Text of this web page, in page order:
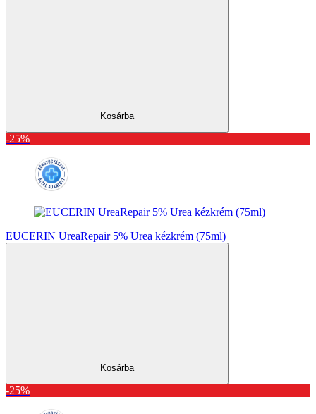
Kosárba
-25%
EUCERIN UreaRepair 5% Urea kézkrém (75ml)
Kosárba
-25%